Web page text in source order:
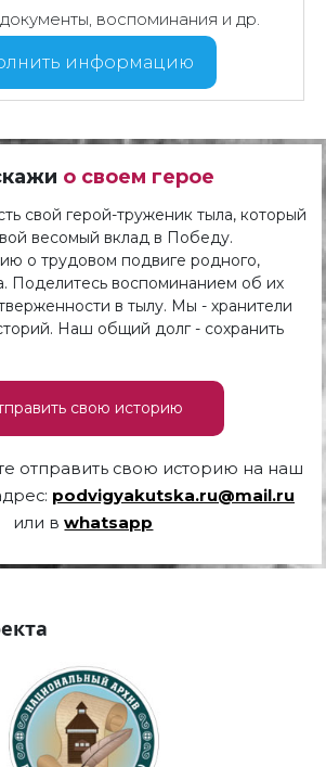
воспоминания и др.
информацию
о своем герое
свой герой-труженик тыла, который
весомый вклад в Победу.
о трудовом подвиге родного,
Поделитесь воспоминанием об их
в тылу. Мы - хранители
Наш общий долг - сохранить
свою историю
отправить свою историю на наш
podvigyakutska.ru@mail.ru
или вwhatsapp